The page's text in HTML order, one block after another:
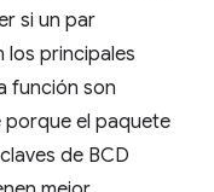
si un par
principales
función son
porque el paquete
de BCD